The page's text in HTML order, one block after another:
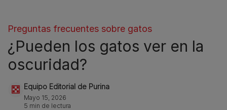
Preguntas frecuentes sobre gatos
¿Pueden los gatos ver en la
oscuridad?
Equipo Editorial de Purina
Mayo 15, 2026
5 min de lectura